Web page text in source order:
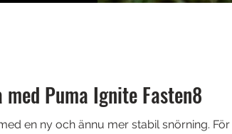
Puma Ignite Fasten8
en ny och ännu mer stabil snörning.